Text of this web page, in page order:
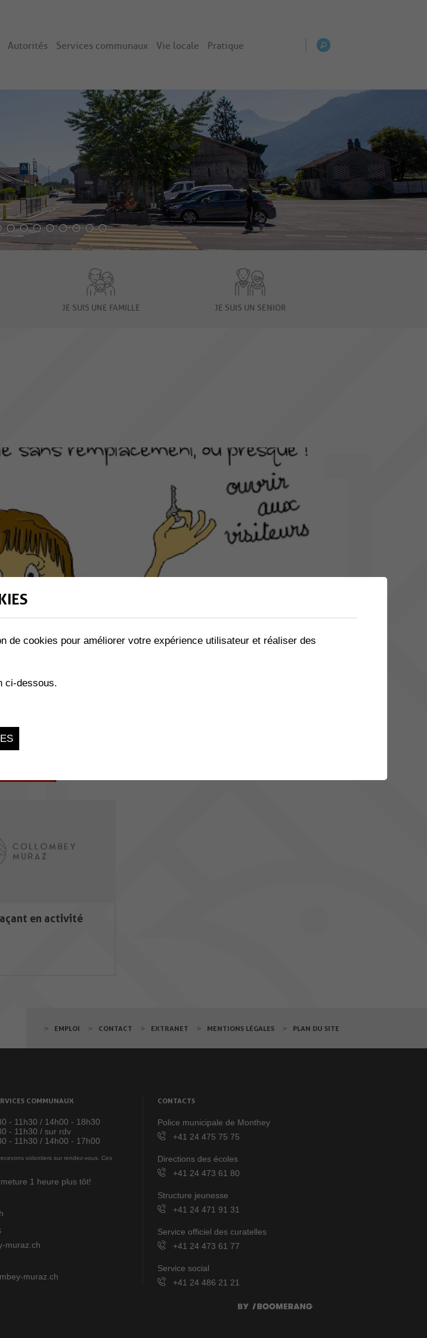
Autorités Services communaux Vie locale Pratique
JE SUIS UNE FAMILLE JE SUIS UN SENIOR
en activité
EMPLOI CONTACT EXTRANET MENTIONS LÉGALES PLAN DU SITE
COMMUNAUX
- 11h30 / 14h00 - 18h30
- 11h30 / sur rdv
- 11h30 / 14h00 - 17h00
volontiers sur rendez-vous. Ces
1 heure plus tôt!
muraz.ch
muraz.ch
CONTACTS
Police municipale de Monthey
+41 24 475 75 75
Directions des écoles
+41 24 473 61 80
Structure jeunesse
+41 24 471 91 31
Service officiel des curatelles
+41 24 473 61 77
Service social
+41 24 486 21 21
cookies pour améliorer votre expérience utilisateur et réaliser des
ci-dessous.